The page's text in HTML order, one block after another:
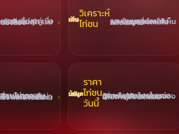
ขันสิ้นสุด พร้อมอัปเดตหน้ารวมแบบต่อเนื่อง อ่านเพิ่ม
วิเคราะห์
ไก่ชน รวมมุมมองก่อนชนและข้อมูลที่ช่วยให้เห็นภาพรวมของเกมในแต่ละสนาม
ามเคลื่อนไหวของวงการ โปรแกรมน่าสนใจ และประเด็นเด่นจากหลายสนาม ข้อมูลเสริม
ราคา
ไก่ชน
วันนี้ ดูภาพรวมราคาในแต่ละวันควบคู่กับโปรแกรม เพื่อเก็บบรรยากาศของรายการให้ครบถ้วน